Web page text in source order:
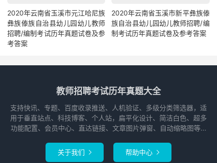
2020年云南省玉溪市元江哈尼族
彝族傣族自治县幼儿园幼儿教师
招聘/编制考试历年真题试卷及参
考答案
2020年云南省玉溪市新平彝族傣
族自治县幼儿园幼儿教师招聘/编
制考试历年真题试卷及参考答案
教师招聘考试历年真题大全
支持快讯、专题、百度收录推送、人机验证、多级分类筛选器，适
用于垂直站点、科技博客、个人站，扁平化设计、简洁白色、超多
功能配置、会员中心、直达链接、文章图片弹窗、自动缩略图等...
关于我们  帮助中心 